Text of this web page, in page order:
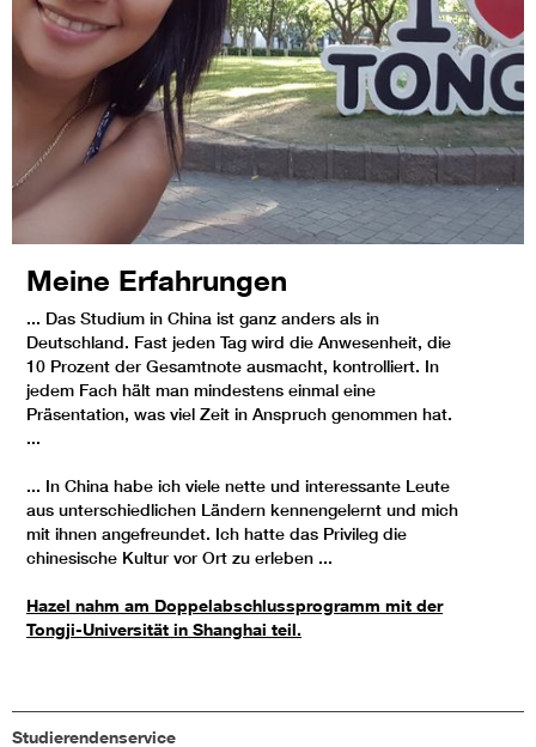
Meine Erfahrungen
... Das Studium in China ist ganz anders als in
Deutschland. Fast jeden Tag wird die Anwesenheit, die
10 Prozent der Gesamtnote ausmacht, kontrolliert. In
jedem Fach hält man mindestens einmal eine
Präsentation, was viel Zeit in Anspruch genommen hat.
...
... In China habe ich viele nette und interessante Leute
aus unterschiedlichen Ländern kennengelernt und mich
mit ihnen angefreundet. Ich hatte das Privileg die
chinesische Kultur vor Ort zu erleben ...
Hazel nahm am Doppelabschlussprogramm mit der
Tongji-Universität in Shanghai teil.
Studierendenservice